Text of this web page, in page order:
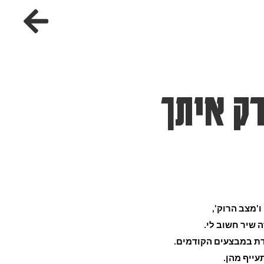
איתך
ו'מצב הרוק',
שיר חשוב לי.
במבצעים הקודמים.
מהן.